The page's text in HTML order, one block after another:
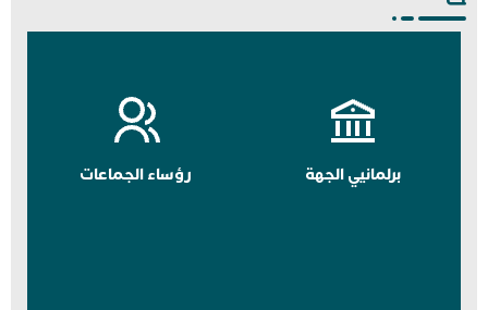
برلمانيي الجهة رؤساء الجماعات